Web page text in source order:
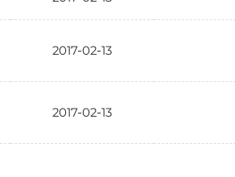
2017-02-13
2017-02-13